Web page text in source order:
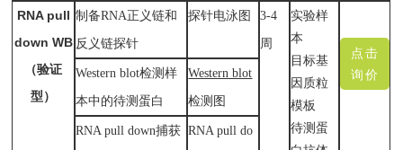
RNA pull
down WB
（验证
型）
制备RNA正义链和
反义链探针
探针电泳图 3-4
周
实验样
本
目标基
因质粒
模板
待测蛋
点击
询价
Western blot检测样
本中的待测蛋白
Western blot
检测图
RNA pull down捕获 RNA pull do